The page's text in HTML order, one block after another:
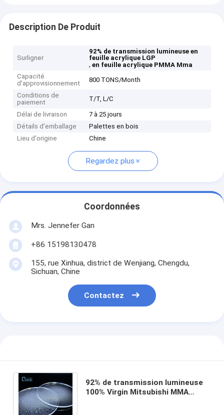
Description De Produit
Surligner
92% de transmission lumineuse en
feuille acrylique LGP
,en feuille acrylique PMMA Mma
Capacité
d'approvisionnement
800 TONS/Month
Conditions de
paiement
T/T, L/C
Délai de livraison
7 à 25 jours
Détails d'emballage
Palettes en bois
Lieu d'origine
Chine
Regardez plus
Coordonnées
Mrs. Jennefer Gan
+86 15198130478
155, rue Xinhua, district de Wenjiang, Chengdu,
Sichuan, Chine
Contactez
92% de transmission lumineuse
100% Virgin Mitsubishi MMA